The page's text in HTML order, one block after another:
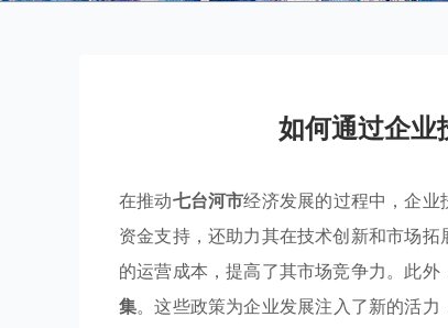
如何通过企业
在推动七台河市经济发展的过程中，企
资金支持，还助力其在技术创新和市场
的运营成本，提高了其市场竞争力。此
集。这些政策为企业发展注入了新的活